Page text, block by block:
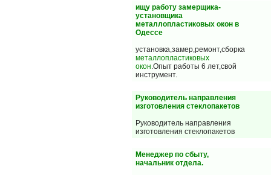
ищу работу замерщика-
установщика
металлопластиковых окон в
Одессе
установка,замер,ремонт,сборка
металлопластиковых
окон.Опыт работы 6 лет,свой
инструмент.
Руководитель направления
изготовления стеклопакетов
Руководитель направления
изготовления стеклопакетов
Менеджер по сбыту,
начальник отдела.